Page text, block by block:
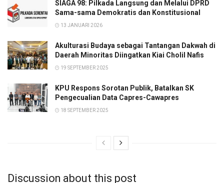
SIAGA 98: Pilkada Langsung dan Melalui DPRD
Sama-sama Demokratis dan Konstitusional
13 JANUARI 2026
Akulturasi Budaya sebagai Tantangan Dakwah di
Daerah Minoritas Diingatkan Kiai Cholil Nafis
19 SEPTEMBER 2025
KPU Respons Sorotan Publik, Batalkan SK
Pengecualian Data Capres-Cawapres
18 SEPTEMBER 2025
Discussion about this post